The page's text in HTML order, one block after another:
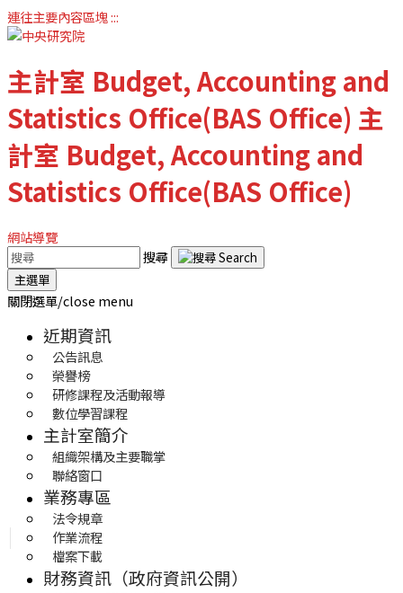
連往主要內容區塊:::
主計室 Budget, Accounting and
Statistics Office(BAS Office) 主
計室 Budget, Accounting and
Statistics Office(BAS Office)
網站導覽
搜尋
主選單
關閉選單/close menu
近期資訊
公告訊息
榮譽榜
研修課程及活動報導
數位學習課程
主計室簡介
組織架構及主要職掌
聯絡窗口
業務專區
法令規章
作業流程
檔案下載
財務資訊（政府資訊公開）